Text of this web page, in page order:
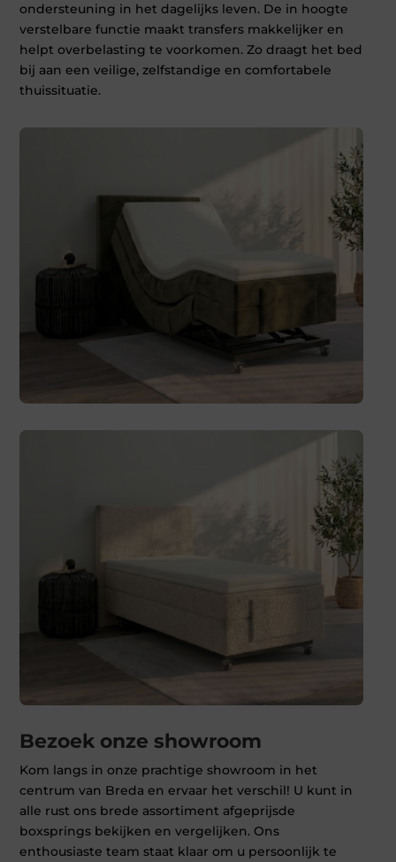
ondersteuning in het dagelijks leven. De in hoogte
verstelbare functie maakt transfers makkelijker en
helpt overbelasting te voorkomen. Zo draagt het bed
bij aan een veilige, zelfstandige en comfortabele
thuissituatie.
Bezoek onze showroom
Kom langs in onze prachtige showroom in het
centrum van Breda en ervaar het verschil! U kunt in
alle rust ons brede assortiment afgeprijsde
boxsprings bekijken en vergelijken. Ons
enthousiaste team staat klaar om u persoonlijk te